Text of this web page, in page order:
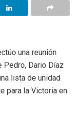
una reunión
Pedro, Dario Díaz
lista de unidad
para la Victoria en